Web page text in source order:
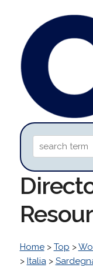
Home> Top >
> Italia>